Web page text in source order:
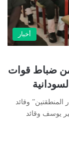
أخبار
من ضباط قوات
المنطقتين” وقائد
يوسف وقائد